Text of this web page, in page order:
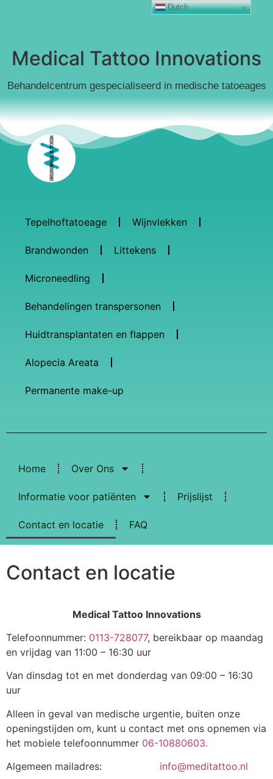
Medical Tattoo Innovations
Behandelcentrum gespecialiseerd in medische tatoeages
Tepelhoftatoeage Wijnvlekken
Brandwonden Littekens
Microneedling
Behandelingen transpersonen
Huidtransplantaten en flappen
Alopecia Areata
Permanente make-up
Home Over Ons
Informatie voor patiënten Prijslijst
Contact en locatie FAQ
Contact en locatie
Medical Tattoo Innovations
Telefoonnummer: 0113-728077, bereikbaar op maandag
en vrijdag van 11:00 – 16:30 uur
Van dinsdag tot en met donderdag van 09:00 – 16:30
uur
Alleen in geval van medische urgentie, buiten onze
openingstijden om, kunt u contact met ons opnemen via
het mobiele telefoonnummer 06-10880603.
Algemeen mailadres: info@meditattoo.nl
Dutch